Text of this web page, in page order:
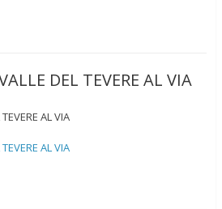
DEL TEVERE AL VIA
AL VIA
AL VIA